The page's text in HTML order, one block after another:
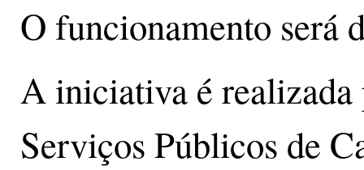
O funcionamento será
A iniciativa é realizada
Serviços Públicos de